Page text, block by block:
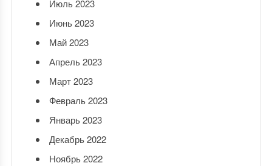
Июль 2023
Июнь 2023
Май 2023
Апрель 2023
Март 2023
Февраль 2023
Январь 2023
Декабрь 2022
Ноябрь 2022